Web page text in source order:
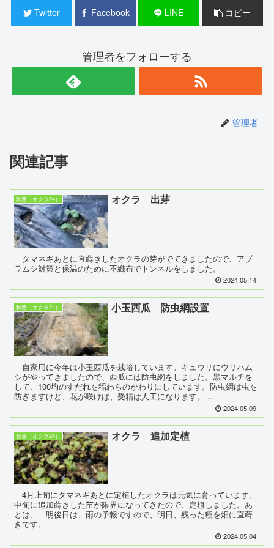
Twitter Facebook LINE コピー
管理者をフォローする
管理者
関連記事
秋葵（オクラ24） オクラ 出芽
タマネギあとに直蒔きしたオクラの芽がでてきましたので、アブ
ラムシ対策と保温のために不織布でトンネルをしました。
2024.05.14
秋葵（オクラ24） 小玉西瓜 防虫網設置
自家用に今年は小玉西瓜を栽培しています。キュウリにウリハム
シがやってきましたので、西瓜には防虫網をしました。黒マルチを
して、100均のすだれを稲わらのかわりにしています。防虫網は虫を
防ぎますけど、花が咲けば、受精は人工になります。 ...
2024.05.09
秋葵（オクラ24） オクラ 追加定植
4月上旬にタマネギあとに定植したオクラは元気に育っています。
中旬に追加蒔きした苗が限界になってきたので、定植しました。あ
とは、 明後日は、雨の予報ですので、明日、残った種を畑に直蒔
きです。
2024.05.04